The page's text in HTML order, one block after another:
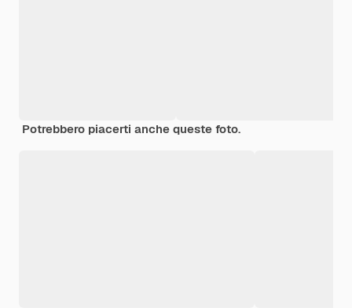
Potrebbero piacerti anche queste foto.